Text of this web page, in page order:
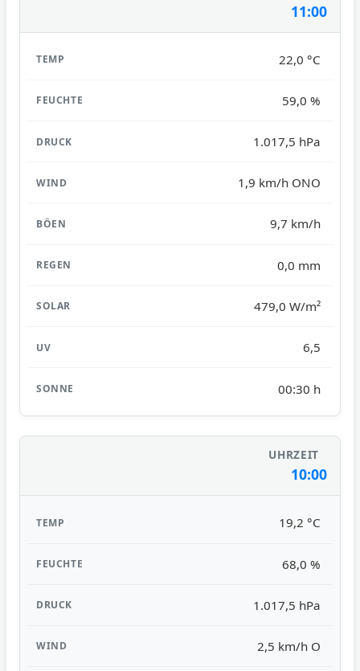
11:00
22,0 °C
59,0 %
1.017,5 hPa
1,9 km/h ONO
9,7 km/h
0,0 mm
479,0 W/m²
6,5
00:30 h
10:00
19,2 °C
68,0 %
1.017,5 hPa
2,5 km/h O